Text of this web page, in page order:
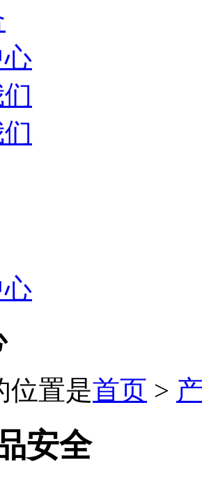
位置是首页 >
安全